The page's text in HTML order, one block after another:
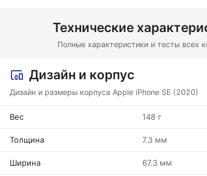
Технические
Полные характеристики и тесты всех
Дизайн и корпус
Дизайн и размеры корпуса Apple iPhone SE (2020)
Вес 148 г
Толщина 7.3 мм
Ширина 67.3 мм